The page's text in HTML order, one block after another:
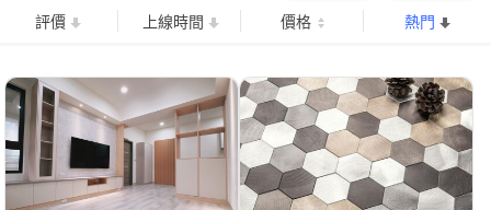
評價 上線時間 價格 熱門